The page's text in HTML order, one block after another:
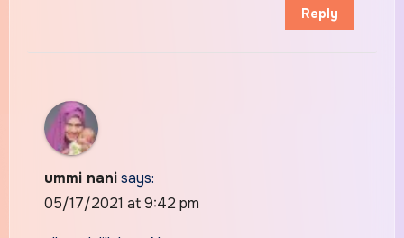
Reply
ummi nanisays:
05/17/2021 at 9:42 pm